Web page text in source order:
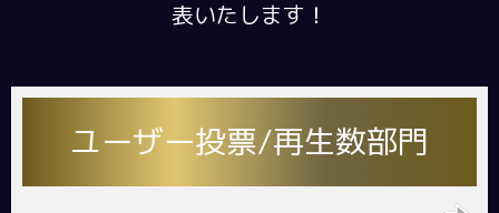
表いたします！
ユーザー投票/再生数部門